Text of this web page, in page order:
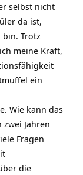
selbst nicht
da ist,
Trotz
meine Kraft,
ein
Wie kann das
Jahren
Fragen
die